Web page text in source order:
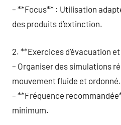
– **Focus** : Utilisation
des produits d’extinction.
2. **Exercices d’évacuation
– Organiser des simulations
mouvement fluide et ordonné.
– **Fréquence
minimum.